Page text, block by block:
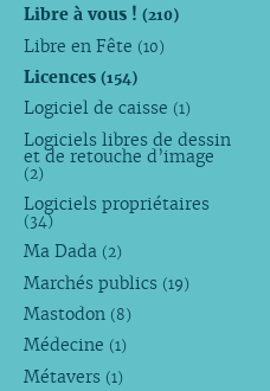
Libre à vous ! (210)
Libre en Fête (10)
Licences (154)
Logiciel de caisse (1)
Logiciels libres de dessin
et de retouche d’image
(2)
Logiciels propriétaires
(34)
Ma Dada (2)
Marchés publics (19)
Mastodon (8)
Médecine (1)
Métavers (1)